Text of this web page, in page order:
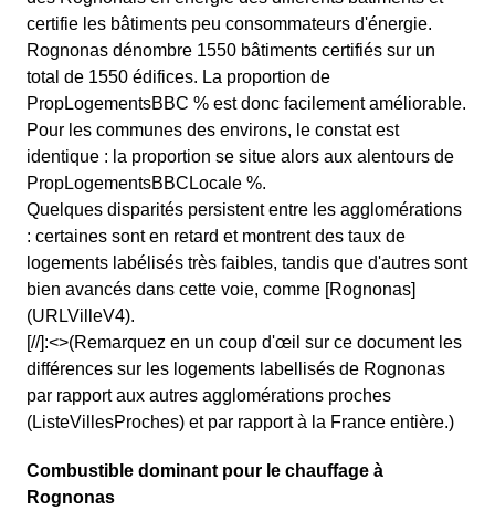
certifie les bâtiments peu consommateurs d'énergie.
Rognonas dénombre 1550 bâtiments certifiés sur un
total de 1550 édifices. La proportion de
PropLogementsBBC % est donc facilement améliorable.
Pour les communes des environs, le constat est
identique : la proportion se situe alors aux alentours de
PropLogementsBBCLocale %.
Quelques disparités persistent entre les agglomérations
: certaines sont en retard et montrent des taux de
logements labélisés très faibles, tandis que d'autres sont
bien avancés dans cette voie, comme [Rognonas]
(URLVilleV4).
[//]:<>(Remarquez en un coup d'œil sur ce document les
différences sur les logements labellisés de Rognonas
par rapport aux autres agglomérations proches
(ListeVillesProches) et par rapport à la France entière.)
Combustible dominant pour le chauffage à
Rognonas